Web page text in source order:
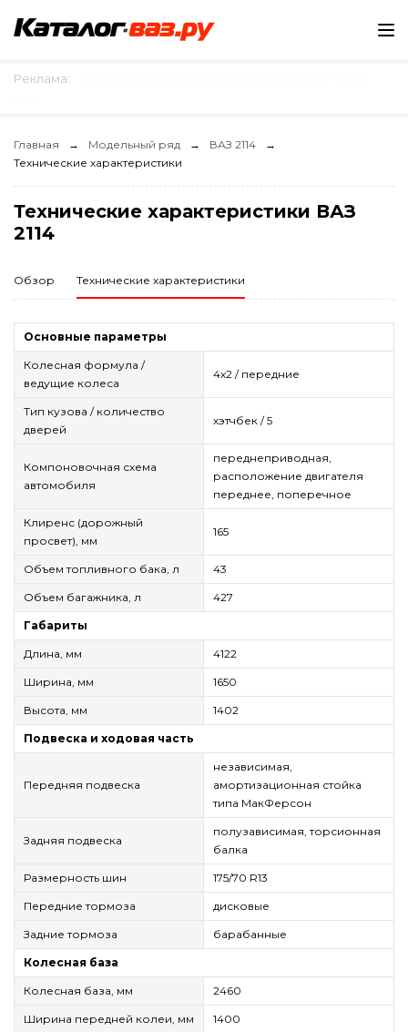
Реклама:
Главная Модельный ряд
ВАЗ 2114
Технические характеристики
Технические характеристики ВАЗ
2114
Обзор Технические характеристики
Основные параметры
Колесная формула /
ведущие колеса
4x2 / передние
Тип кузова / количество
дверей
хэтчбек / 5
Компоновочная схема
автомобиля
переднеприводная,
расположение двигателя
переднее, поперечное
Клиренс (дорожный
просвет), мм
165
Объем топливного бака, л 43
Объем багажника, л 427
Габариты
Длина, мм 4122
Ширина, мм 1650
Высота, мм 1402
Подвеска и ходовая часть
Передняя подвеска
независимая,
амортизационная стойка
типа МакФерсон
Задняя подвеска
полузависимая, торсионная
балка
Размерность шин 175/70 R13
Передние тормоза дисковые
Задние тормоза барабанные
Колесная база
Колесная база, мм 2460
Ширина передней колеи, мм 1400